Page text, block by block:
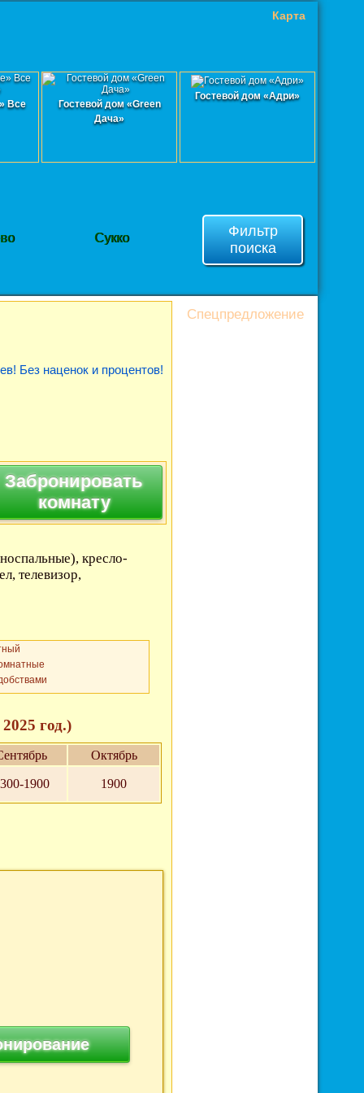
Спецпредложение
Карта
Все
Гостевой дом «Green
Дача»
Гостевой дом «Адри»
Сукко
Фильтр
поиска
Без наценок и процентов!
Забронировать
комнату
кресло-
телевизор,
год.)
Октябрь
1900 1900